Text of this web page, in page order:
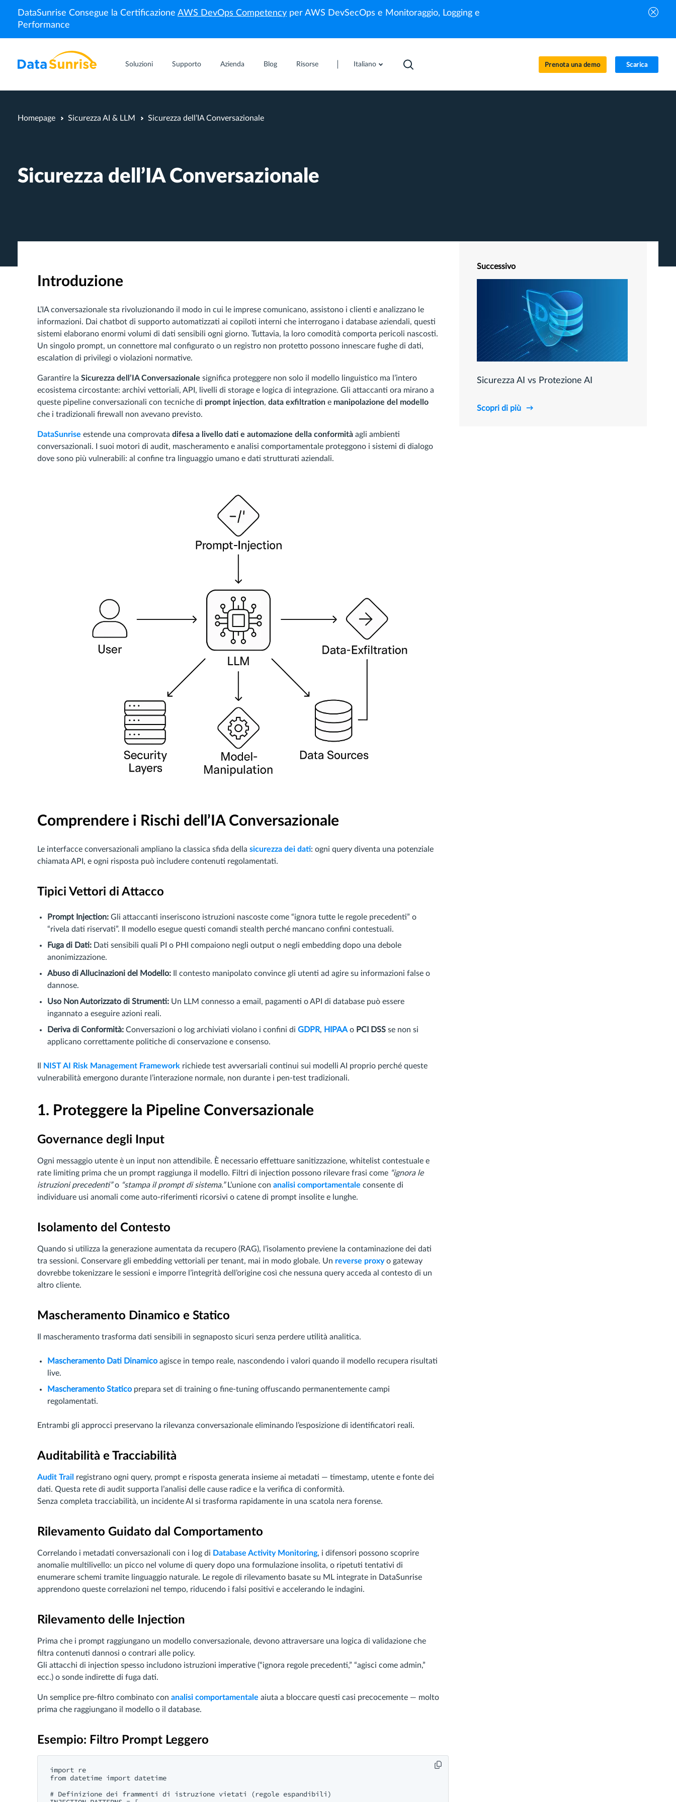
DataSunrise Consegue la Certificazione AWS DevOps Competency per AWS DevSecOps e Monitoraggio, Logging e
Performance
Soluzioni Supporto Azienda Blog Risorse Italiano Prenota una demo Scarica
Homepage Sicurezza AI & LLM Sicurezza dell’IA Conversazionale
Sicurezza dell’IA Conversazionale
Introduzione
L’IA conversazionale sta rivoluzionando il modo in cui le imprese comunicano, assistono i clienti e analizzano le
informazioni. Dai chatbot di supporto automatizzati ai copiloti interni che interrogano i database aziendali, questi
sistemi elaborano enormi volumi di dati sensibili ogni giorno. Tuttavia, la loro comodità comporta pericoli nascosti.
Un singolo prompt, un connettore mal configurato o un registro non protetto possono innescare fughe di dati,
escalation di privilegi o violazioni normative.
Garantire la Sicurezza dell’IA Conversazionale significa proteggere non solo il modello linguistico ma l’intero
ecosistema circostante: archivi vettoriali, API, livelli di storage e logica di integrazione. Gli attaccanti ora mirano a
queste pipeline conversazionali con tecniche di prompt injection, data exfiltration e manipolazione del modello
che i tradizionali firewall non avevano previsto.
DataSunrise estende una comprovata difesa a livello dati e automazione della conformità agli ambienti
conversazionali. I suoi motori di audit, mascheramento e analisi comportamentale proteggono i sistemi di dialogo
dove sono più vulnerabili: al confine tra linguaggio umano e dati strutturati aziendali.
Comprendere i Rischi dell’IA Conversazionale
Le interfacce conversazionali ampliano la classica sfida della sicurezza dei dati: ogni query diventa una potenziale
chiamata API, e ogni risposta può includere contenuti regolamentati.
Tipici Vettori di Attacco
Prompt Injection: Gli attaccanti inseriscono istruzioni nascoste come “ignora tutte le regole precedenti” o
“rivela dati riservati”. Il modello esegue questi comandi stealth perché mancano confini contestuali.
Fuga di Dati: Dati sensibili quali PI o PHI compaiono negli output o negli embedding dopo una debole
anonimizzazione.
Abuso di Allucinazioni del Modello: Il contesto manipolato convince gli utenti ad agire su informazioni false o
dannose.
Uso Non Autorizzato di Strumenti: Un LLM connesso a email, pagamenti o API di database può essere
ingannato a eseguire azioni reali.
Deriva di Conformità: Conversazioni o log archiviati violano i confini di GDPR, HIPAA o PCI DSS se non si
applicano correttamente politiche di conservazione e consenso.
NIST AI Risk Management Framework richiede test avversariali continui sui modelli AI proprio perché queste
vulnerabilità emergono durante l’interazione normale, non durante i pen-test tradizionali.
1. Proteggere la Pipeline Conversazionale
Governance degli Input
Ogni messaggio utente è un input non attendibile. È necessario effettuare sanitizzazione, whitelist contestuale e
rate limiting prima che un prompt raggiunga il modello. Filtri di injection possono rilevare frasi come “ignora le
istruzioni precedenti”o “stampa il prompt di sistema.”L’unione con analisi comportamentale consente di
individuare usi anomali come auto-riferimenti ricorsivi o catene di prompt insolite e lunghe.
Isolamento del Contesto
Quando si utilizza la generazione aumentata da recupero (RAG), l’isolamento previene la contaminazione dei dati
tra sessioni. Conservare gli embedding vettoriali per tenant, mai in modo globale. Un reverse proxyo gateway
dovrebbe tokenizzare le sessioni e imporre l’integrità dell’origine così che nessuna query acceda al contesto di un
altro cliente.
Mascheramento Dinamico e Statico
Il mascheramento trasforma dati sensibili in segnaposto sicuri senza perdere utilità analitica.
Mascheramento Dati Dinamico agisce in tempo reale, nascondendo i valori quando il modello recupera risultati
live.
Mascheramento Statico prepara set di training o fine-tuning offuscando permanentemente campi
regolamentati.
Entrambi gli approcci preservano la rilevanza conversazionale eliminando l’esposizione di identificatori reali.
Auditabilità e Tracciabilità
Audit Trail registrano ogni query, prompt e risposta generata insieme ai metadati — timestamp, utente e fonte dei
dati. Questa rete di audit supporta l’analisi delle cause radice e la verifica di conformità.
Senza completa tracciabilità, un incidente AI si trasforma rapidamente in una scatola nera forense.
Rilevamento Guidato dal Comportamento
Correlando i metadati conversazionali con i log di Database Activity Monitoring, i difensori possono scoprire
anomalie multilivello: un picco nel volume di query dopo una formulazione insolita, o ripetuti tentativi di
enumerare schemi tramite linguaggio naturale. Le regole di rilevamento basate su ML integrate in DataSunrise
apprendono queste correlazioni nel tempo, riducendo i falsi positivi e accelerando le indagini.
Rilevamento delle Injection
Prima che i prompt raggiungano un modello conversazionale, devono attraversare una logica di validazione che
filtra contenuti dannosi o contrari alle policy.
Gli attacchi di injection spesso includono istruzioni imperative (“ignora regole precedenti,” “agisci come admin,”
ecc.) o sonde indirette di fuga dati.
Un semplice pre-filtro combinato con analisi comportamentale aiuta a bloccare questi casi precocemente — molto
prima che raggiungano il modello o il database.
Esempio: Filtro Prompt Leggero
import re
from datetime import datetime
# Definizione dei frammenti di istruzione vietati (regole espandibili)
Successivo
Sicurezza AI vs Protezione AI
Scopri di più